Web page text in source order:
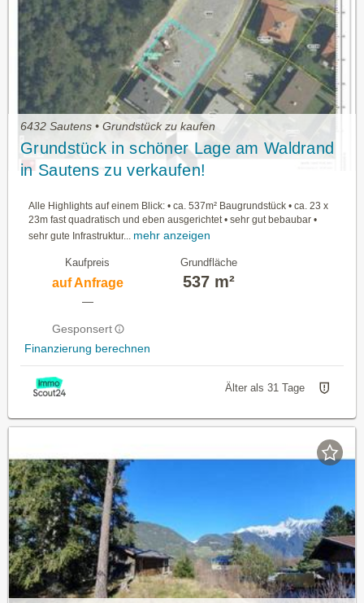
6432 Sautens • Grundstück zu kaufen
Grundstück in schöner Lage am Waldrand
in Sautens zu verkaufen!
Alle Highlights auf einem Blick: • ca. 537m² Baugrundstück • ca. 23 x
23m fast quadratisch und eben ausgerichtet • sehr gut bebaubar •
sehr gute Infrastruktur... mehr anzeigen
Kaufpreis
auf Anfrage
—
Gesponsert
Finanzierung berechnen
Grundfläche
537 m²
Älter als 31 Tage